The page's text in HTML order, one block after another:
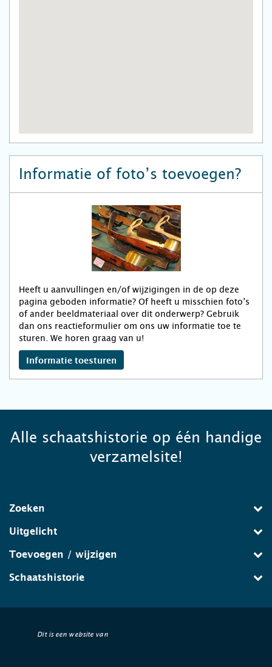
Informatie of foto’s toevoegen?
Heeft u aanvullingen en/of wijzigingen in de op deze
pagina geboden informatie? Of heeft u misschien foto’s
of ander beeldmateriaal over dit onderwerp? Gebruik
dan ons reactieformulier om ons uw informatie toe te
sturen. We horen graag van u!
Informatie toesturen
Alle schaatshistorie op één handige
verzamelsite!
Zoeken
Uitgelicht
Toevoegen / wijzigen
Schaatshistorie
Dit is een website van